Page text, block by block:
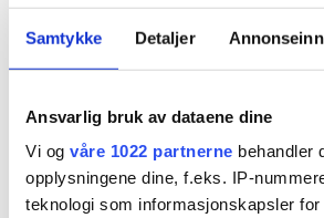
Samtykke Detaljer
Ansvarlig bruk av dataene dine
Vi og våre 1022 partnerne behandler
opplysningene dine, f.eks. IP-
teknologi som informasjonskapsler for